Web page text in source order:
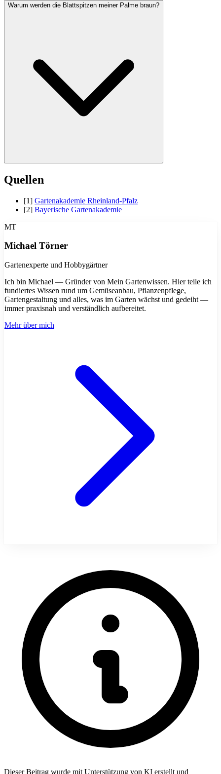
Warum werden die Blattspitzen meiner Palme braun?
Braune Blattspitzen entstehen meist durch zu trockene Raumluft, zu
wenig Wasser oder Kalkwasser. Besprühe die Blätter regelmäßig mit
und gieße bevorzugt mit gesammeltem Regenwasser oder
abgestandenem Leitungswasser.
Quellen
[1] Gartenakademie Rheinland-Pfalz
[2] Bayerische Gartenakademie
MT
Michael Törner
Gartenexperte und Hobbygärtner
Ich bin Michael — Gründer von Mein Gartenwissen. Hier teile ich
fundiertes Wissen rund um Gemüseanbau, Pflanzenpflege,
Gartengestaltung und alles, was im Garten wächst und gedeiht —
immer praxisnah und verständlich aufbereitet.
Mehr über mich
Dieser Beitrag wurde mit Unterstützung von KI erstellt und